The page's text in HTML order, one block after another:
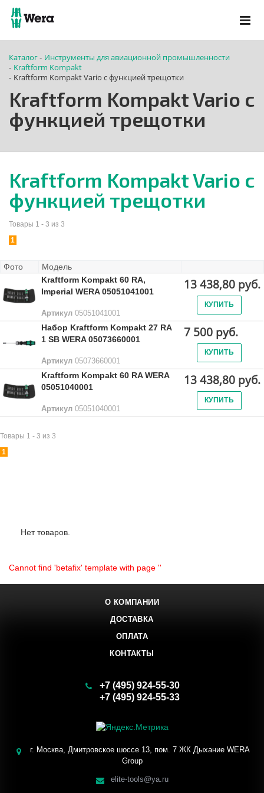
Каталог - Инструменты для авиационной промышленности
- Kraftform Kompakt
- Kraftform Kompakt Vario с функцией трещотки
Kraftform Kompakt Vario с
функцией трещотки
Kraftform Kompakt Vario с
функцией трещотки
Товары 1 - 3 из 3
1
Фото
Модель
Kraftform Kompakt 60 RA,
Imperial WERA 05051041001
Артикул 05051041001
13 438,80 руб.
КУПИТЬ
Набор Kraftform Kompakt 27 RA
1 SB WERA 05073660001
Артикул 05073660001
7 500 руб.
КУПИТЬ
Kraftform Kompakt 60 RA WERA
05051040001
Артикул 05051040001
13 438,80 руб.
КУПИТЬ
Товары 1 - 3 из 3
1
Нет товаров.
Cannot find 'betafix' template with page ''
О КОМПАНИИ
ДОСТАВКА
ОПЛАТА
КОНТАКТЫ
+7 (495) 924-55-30
+7 (495) 924-55-33
г. Москва, Дмитровское шоссе 13, пом. 7 ЖК Дыхание WERA
Group
elite-tools@ya.ru